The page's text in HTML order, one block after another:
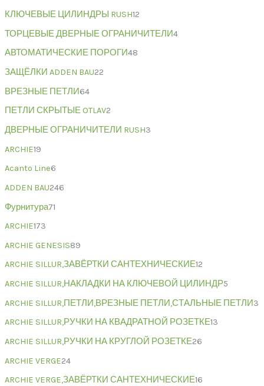
КЛЮЧЕВЫЕ ЦИЛИНДРЫ RUSH12
ТОРЦЕВЫЕ ДВЕРНЫЕ ОГРАНИЧИТЕЛИ4
АВТОМАТИЧЕСКИЕ ПОРОГИ48
ЗАЩЁЛКИ ADDEN BAU22
ВРЕЗНЫЕ ПЕТЛИ64
ПЕТЛИ СКРЫТЫЕ OTLAV2
ДВЕРНЫЕ ОГРАНИЧИТЕЛИ RUSH3
ARCHIE19
Acanto Line6
ADDEN BAU246
Фурнитура71
ARCHIE173
ARCHIE GENESIS89
ARCHIE SILLUR,ЗАВЁРТКИ САНТЕХНИЧЕСКИЕ12
ARCHIE SILLUR,НАКЛАДКИ НА КЛЮЧЕВОЙ ЦИЛИНДР5
ARCHIE SILLUR,ПЕТЛИ,ВРЕЗНЫЕ ПЕТЛИ,СТАЛЬНЫЕ ПЕТЛИ3
ARCHIE SILLUR,РУЧКИ НА КВАДРАТНОЙ РОЗЕТКЕ13
ARCHIE SILLUR,РУЧКИ НА КРУГЛОЙ РОЗЕТКЕ26
ARCHIE VERGE24
ARCHIE VERGE,ЗАВЁРТКИ САНТЕХНИЧЕСКИЕ16